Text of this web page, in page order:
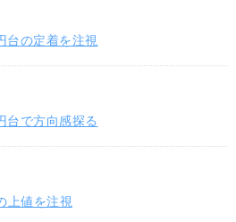
台の定着を注視
台で方向感探る
上値を注視